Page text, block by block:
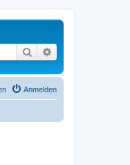
Suche
Anmelden